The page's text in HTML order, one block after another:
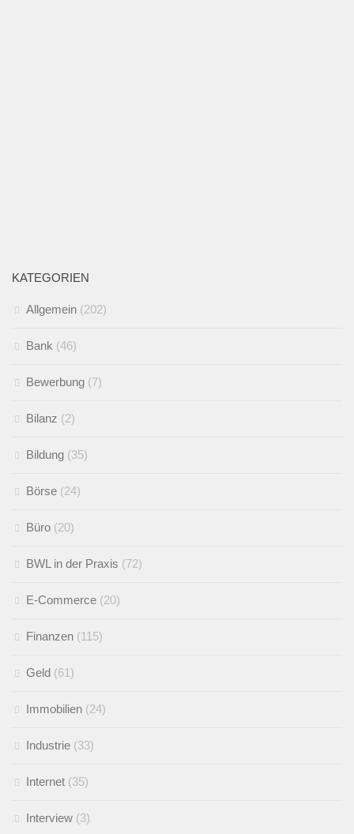
KATEGORIEN
Allgemein (202)
Bank (46)
Bewerbung (7)
Bilanz (2)
Bildung (35)
Börse (24)
Büro (20)
BWL in der Praxis (72)
E-Commerce (20)
Finanzen (115)
Geld (61)
Immobilien (24)
Industrie (33)
Internet (35)
Interview (3)